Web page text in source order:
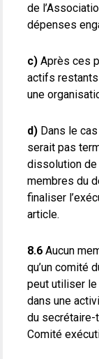
de
dépenses
c) Après ces
actifs
une
d) Dans le
serait pas
dissolution de
membres du
finaliser
article.
8.6 Aucun
qu’un comité
peut utiliser le
dans une
du
Comité